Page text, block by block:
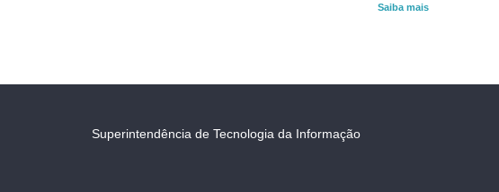
Saiba mais
Superintendência de Tecnologia da Informação